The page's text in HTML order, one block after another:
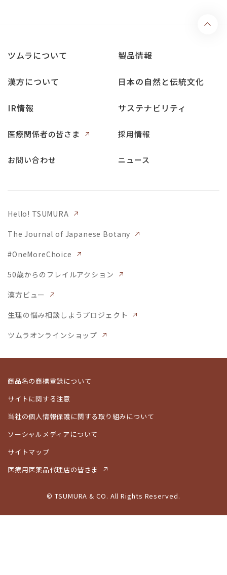
ツムラについて 製品情報
漢方について 日本の自然と伝統文化
IR情報 サステナビリティ
医療関係者の皆さま 採用情報
お問い合わせ ニュース
Hello! TSUMURA
The Journal of Japanese Botany
#OneMoreChoice
50歳からのフレイルアクション
漢方ビュー
生理の悩み相談しようプロジェクト
ツムラオンラインショップ
商品名の商標登録について
サイトに関する注意
当社の個人情報保護に関する取り組みについて
ソーシャルメディアについて
サイトマップ
医療用医薬品代理店の皆さま
© TSUMURA & CO. All Rights Reserved.